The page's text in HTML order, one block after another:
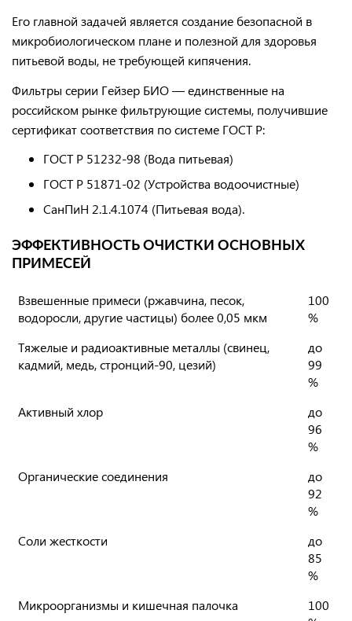
Его главной задачей является создание безопасной в
микробиологическом плане и полезной для здоровья
питьевой воды, не требующей кипячения.
Фильтры серии Гейзер БИО— единственные на
российском рынке фильтрующие системы, получившие
сертификат соответствия по системе ГОСТ Р:
ГОСТ Р 51232-98 (Вода питьевая)
ГОСТ Р 51871-02 (Устройства водоочистные)
СанПиН 2.1.4.1074 (Питьевая вода).
ЭФФЕКТИВНОСТЬ ОЧИСТКИ ОСНОВНЫХ
ПРИМЕСЕЙ
Взвешенные примеси (ржавчина, песок,
водоросли, другие частицы) более 0,05 мкм
100
%
Тяжелые и радиоактивные металлы (свинец,
кадмий, медь, стронций-90, цезий)
до
99
%
Активный хлор
до
96
%
Органические соединения
до
92
%
Соли жесткости
до
85
%
Микроорганизмы и кишечная палочка
100